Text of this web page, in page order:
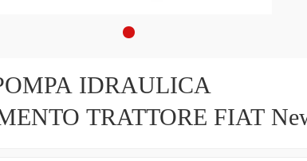
IDRAULICA
TRATTORE FIAT